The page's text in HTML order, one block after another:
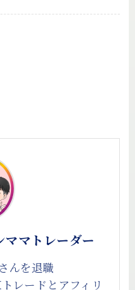
ママトレーダー
んを退職
レードとアフィリ